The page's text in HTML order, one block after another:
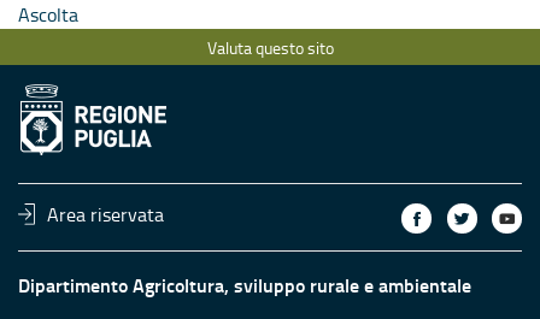
Ascolta
Valuta questo sito
Area riservata
Dipartimento Agricoltura, sviluppo rurale e ambientale